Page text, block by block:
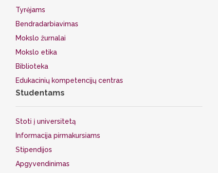
Tyrėjams
Bendradarbiavimas
Mokslo žurnalai
Mokslo etika
Biblioteka
Edukacinių kompetencijų centras
Studentams
Stoti į universitetą
Informacija pirmakursiams
Stipendijos
Apgyvendinimas